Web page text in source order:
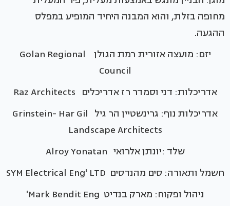
מחופה בזלת, והוא המבנה היחיד המופיע במפלס
ההגעה.
יזם: מועצה אזורית רמת הגולן Golan Regional
Council
אדריכלות: דני וסמדר רז אדריכלים Raz Architects
אדריכלות נוף: גרינשטיין הר גיל Grinstein- Har Gil
Landscape Architects
שלד :יונתן אלרואי Alroy Yonatan
חשמל ותאורה: סים מהנדסים SYM Electrical Eng' LTD
ניהול ופקוח: מארק בנדיט Mark Bendit Eng'